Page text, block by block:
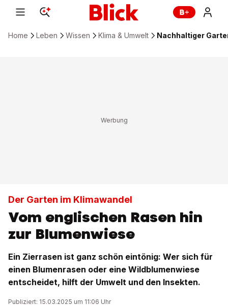
Home Leben Wissen Klima & Umwelt Nachhaltiger
Der Garten im Klimawandel
Vom englischen Rasen hin
zur Blumenwiese
Ein Zierrasen ist ganz schön eintönig: Wer sich für
einen Blumenrasen oder eine Wildblumenwiese
entscheidet, hilft der Umwelt und den Insekten.
Publiziert: 15.03.2025 um 11:06 Uhr